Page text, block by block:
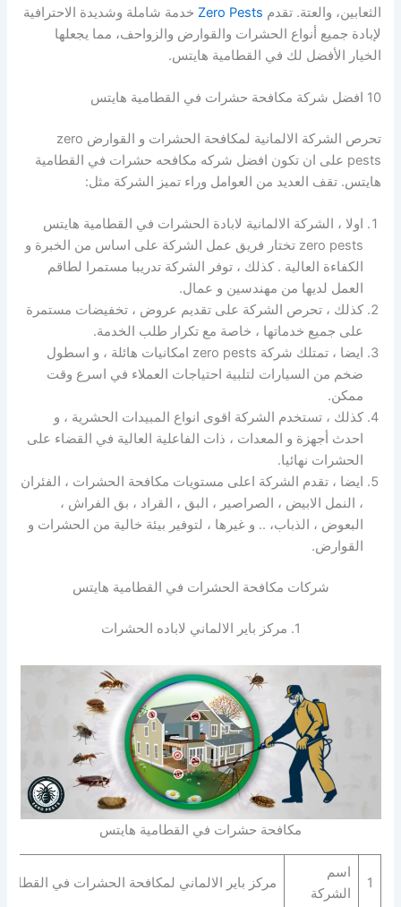
الثعابين، والعتة. تقدم Zero Pests خدمة شاملة وشديدة الاحترافية
لإبادة جميع أنواع الحشرات والقوارض والزواحف، مما يجعلها
الخيار الأفضل لك في القطامية هايتس.
10 افضل شركة مكافحة حشرات في القطامية هايتس
تحرص الشركة الالمانية لمكافحة الحشرات و القوارض zero
pests على ان تكون افضل شركه مكافحه حشرات في القطامية
هايتس. تقف العديد من العوامل وراء تميز الشركة مثل:
اولا ، الشركة الالمانية لابادة الحشرات في القطامية هايتس
zero pests تختار فريق عمل الشركة على اساس من الخبرة و
الكفاءة العالية . كذلك ، توفر الشركة تدريبا مستمرا لطاقم
العمل لديها من مهندسين و عمال.
كذلك ، تحرص الشركة على تقديم عروض ، تخفيضات مستمرة
على جميع خدماتها ، خاصة مع تكرار طلب الخدمة.
ايضا ، تمتلك شركة zero pests امكانيات هائلة ، و اسطول
ضخم من السيارات لتلبية احتياجات العملاء في اسرع وقت
ممكن.
كذلك ، تستخدم الشركة اقوى انواع المبيدات الحشرية ، و
احدث أجهزة و المعدات ، ذات الفاعلية العالية في القضاء على
الحشرات نهائيا.
ايضا ، تقدم الشركة اعلى مستويات مكافحة الحشرات ، الفئران
، النمل الابيض ، الصراصير ، البق ، القراد ، بق الفراش ،
البعوض ، الذباب، .. و غيرها ، لتوفير بيئة خالية من الحشرات و
القوارض.
شركات مكافحة الحشرات في القطامية هايتس
1. مركز باير الالماني لاباده الحشرات
مكافحة حشرات في القطامية هايتس
1
اسم
الشركة
مركز باير الالماني لمكافحة الحشرات في